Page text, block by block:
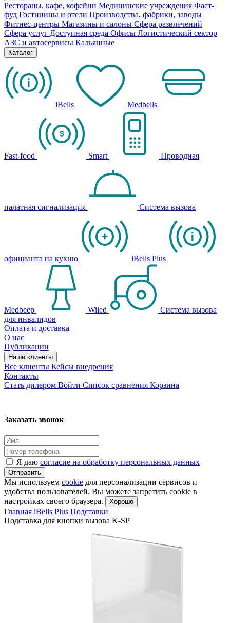
Рестораны, кафе, кофейни Медицинские учреждения Фаст-
фуд Гостиницы и отели Производства, фабрики, заводы
Фитнес-центры Магазины и салоны Сфера развлечений
Сфера услуг Доступная среда Офисы Логистический сектор
АЗС и автосервисы Кальянные
Каталог
iBells Medbells
Fast-food Smart Проводная
палатная сигнализация Система вызова
официанта на кухню iBells Plus
Medbeep Wiled
Система вызова
для инвалидов
Оплата и доставка
О нас
Публикации
Наши клиенты
Все клиенты Кейсы внедрения
Контакты
Стать дилером Войти Список сравнения Корзина
Заказать звонок
Я даю согласие на обработку персональных данных
Отправить
Мы используем cookie для персонализации сервисов и
удобства пользователей. Вы можете запретить cookie в
настройках своего браузера.
Хорошо
Главная iBells Plus Подставки
Подставка для кнопки вызова K-SP